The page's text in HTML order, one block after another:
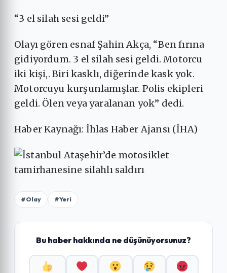
“3 el silah sesi geldi”
Olayı gören esnaf Şahin Akça, “Ben fırına
gidiyordum. 3 el silah sesi geldi. Motorcu
iki kişi,. Biri kasklı, diğerinde kask yok.
Motorcuyu kurşunlamışlar. Polis ekipleri
geldi. Ölen veya yaralanan yok” dedi.
Haber Kaynağı: İhlas Haber Ajansı (İHA)
#Olay #Yeri
Bu haber hakkında ne düşünüyorsunuz?